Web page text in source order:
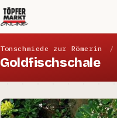
Tonschmiede zur Römerin /
Goldfischschale